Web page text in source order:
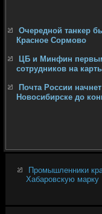
Очередной танкер
Красное Сормово
ЦБ и Минфин
сотрудников на
Почта России
Новосибирске до
Промышленники
Хабаровскую марку